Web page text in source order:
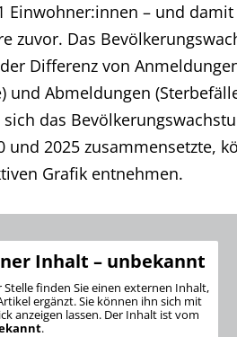
Einwohner:innen – und damit
zuvor. Das
Differenz von
und Abmeldungen
sich das
und 2025 zusammensetzte,
Grafik entnehmen.
Inhalt – unbekannt
Stelle finden Sie einen externen Inhalt,
ergänzt. Sie können ihn sich mit
anzeigen lassen. Der Inhalt ist vom
.